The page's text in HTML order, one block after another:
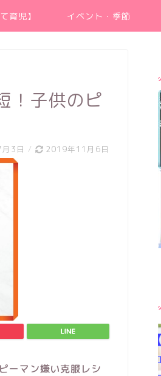
育児】 イベント・季節
！子供のピ
3日 / 2019年11月6日
ーマン嫌い克服レシ